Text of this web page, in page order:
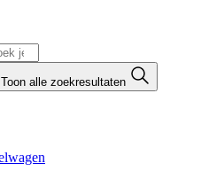
Toon alle zoekresultaten